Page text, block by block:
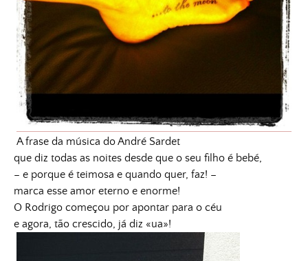
A frase da música do André Sardet
que diz todas as noites desde que o seu filho é bebé,
– e porque é teimosa e quando quer, faz! –
marca esse amor eterno e enorme!
O Rodrigo começou por apontar para o céu
e agora, tão crescido, já diz «ua»!